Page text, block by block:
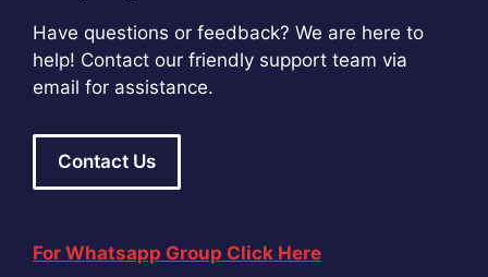
Have questions or feedback? We are here to
help! Contact our friendly support team via
email for assistance.
Contact Us
For Whatsapp Group Click Here